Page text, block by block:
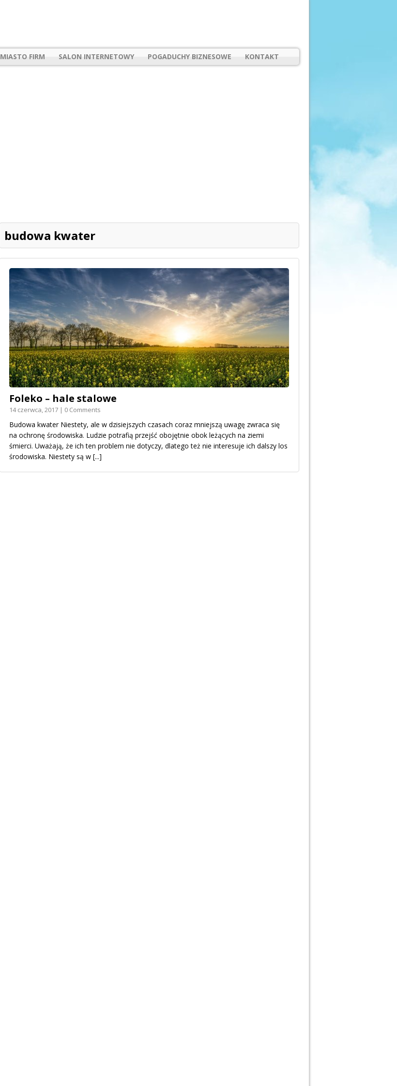
MIASTO FIRM SALON INTERNETOWY POGADUCHY BIZNESOWE KONTAKT
budowa kwater
Foleko – hale stalowe
14 czerwca, 2017 | 0 Comments
Budowa kwater Niestety, ale w dzisiejszych czasach coraz mniejszą uwagę zwraca się
na ochronę środowiska. Ludzie potrafią przejść obojętnie obok leżących na ziemi
śmierci. Uważają, że ich ten problem nie dotyczy, dlatego też nie interesuje ich dalszy los
środowiska. Niestety są w [...]